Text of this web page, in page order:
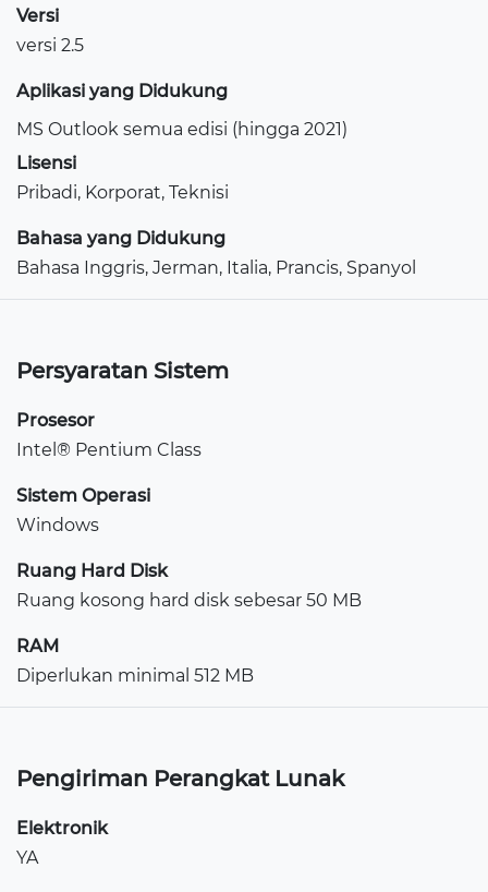
Versi
versi 2.5
Aplikasi yang Didukung
MS Outlook semua edisi (hingga 2021)
Lisensi
Pribadi, Korporat, Teknisi
Bahasa yang Didukung
Bahasa Inggris, Jerman, Italia, Prancis, Spanyol
Persyaratan Sistem
Prosesor
Intel® Pentium Class
Sistem Operasi
Windows
Ruang Hard Disk
Ruang kosong hard disk sebesar 50 MB
RAM
Diperlukan minimal 512 MB
Pengiriman Perangkat Lunak
Elektronik
YA